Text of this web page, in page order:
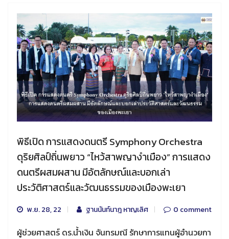
พิธีเปิด การแสดงดนตรี Symphony Orchestra
ดุริยศิลป์ถิ่นพยาว “ไหว้สาพญางำเมือง” การแสดง
ดนตรีผสมผสาน มีอัตลักษณ์และบอกเล่า
ประวัติศาสตร์และวัฒนธรรมของเมืองพะเยา
พ.ย. 28, 22 ฐานนันท์นาฎ หาญเลิศ 0 comment
ผู้ช่วยศาสตร์ ดร.น้ำเงิน จันทรมณี รักษาการแทนผู้อำนวยกา